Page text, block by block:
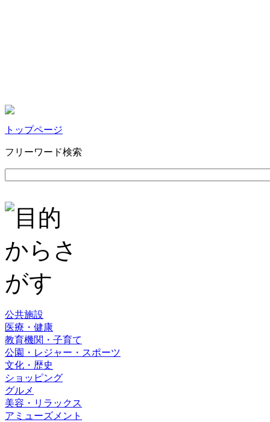
トップページ
フリーワード検索
公共施設
医療・健康
教育機関・子育て
公園・レジャー・スポーツ
文化・歴史
ショッピング
グルメ
美容・リラックス
アミューズメント